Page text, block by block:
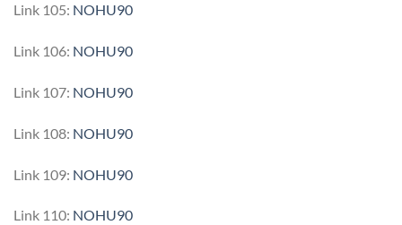
Link 105: NOHU90
Link 106: NOHU90
Link 107: NOHU90
Link 108: NOHU90
Link 109: NOHU90
Link 110: NOHU90